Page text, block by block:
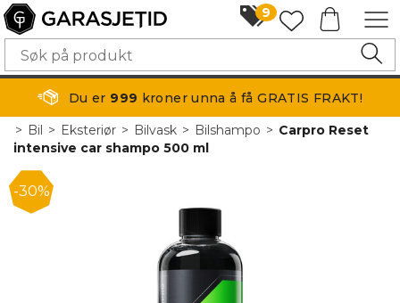
9
Du er 999 kroner unna å få GRATIS FRAKT!
> Bil> Eksteriør> Bilvask> Bilshampo>Carpro Reset
intensive car shampo 500 ml
30%